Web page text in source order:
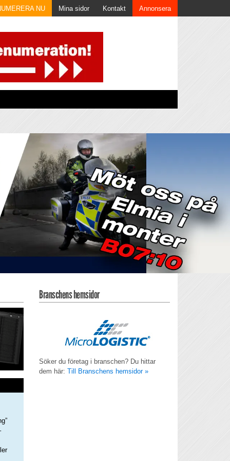
NU Mina sidor Kontakt Annonsera
Branschens hemsidor
Söker du företag i branschen? Du hittar
dem här: Till Branschens hemsidor »